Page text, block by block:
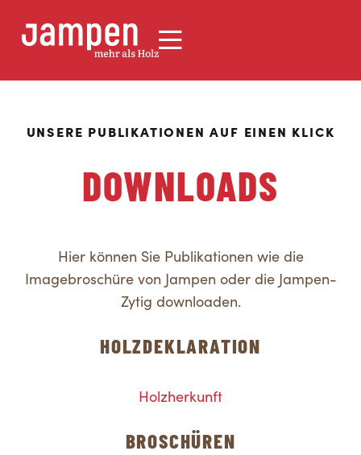
UNSERE PUBLIKATIONEN AUF EINEN KLICK
DOWNLOADS
Hier können Sie Publikationen wie die
Imagebroschüre von Jampen oder die Jampen-
Zytig downloaden.
HOLZDEKLARATION
Holzherkunft
BROSCHÜREN